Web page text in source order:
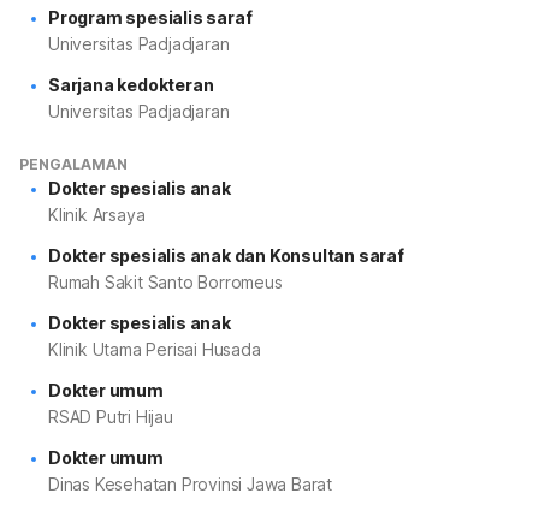
Program spesialis saraf
Universitas Padjadjaran
Sarjana kedokteran
Universitas Padjadjaran
PENGALAMAN
Dokter spesialis anak
Klinik Arsaya
Dokter spesialis anak dan Konsultan saraf
Rumah Sakit Santo Borromeus
Dokter spesialis anak
Klinik Utama Perisai Husada
Dokter umum
RSAD Putri Hijau
Dokter umum
Dinas Kesehatan Provinsi Jawa Barat